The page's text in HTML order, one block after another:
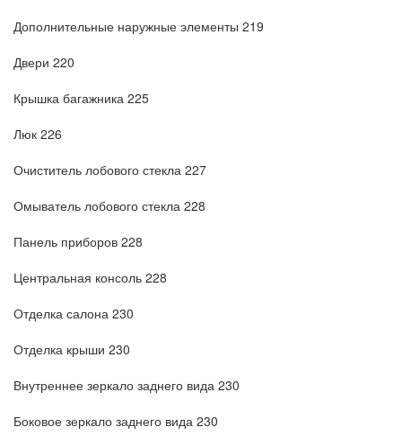
Дополнительные наружные элементы 219
Двери 220
Крышка багажника 225
Люк 226
Очиститель лобового стекла 227
Омыватель лобового стекла 228
Панель приборов 228
Центральная консоль 228
Отделка салона 230
Отделка крыши 230
Внутреннее зеркало заднего вида 230
Боковое зеркало заднего вида 230